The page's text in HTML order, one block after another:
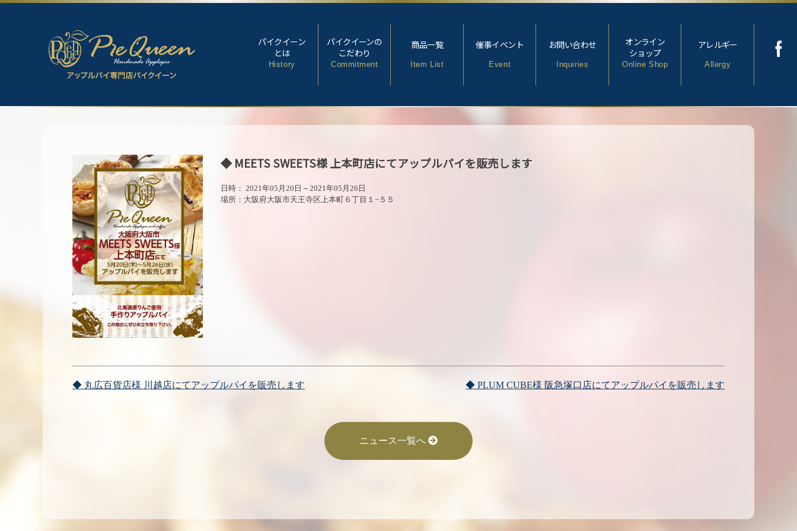
パイクイーン
とは
History
パイクイーンの
こだわり
Commitment
商品一覧
Item List
催事イベント
Event
お問い合わせ
Inquiries
オンライン
ショップ
Online Shop
アレルギー
Allergy
◆ MEETS SWEETS様 上本町店にてアップルパイを販売します
日時： 2021年05月20日～2021年05月26日
場所：大阪府大阪市天王寺区上本町６丁目１−５５
投
シ
◆ 丸広百貨店様 川越店にてアップルパイを販売します ◆ PLUM CUBE様 阪急塚口店にてアップルパイを販売します
ニュース一覧へ